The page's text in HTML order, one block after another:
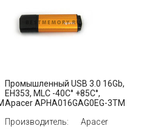
Промышленный USB 3.0 16Gb,
EH353, MLC -40C° +85C°,
Apacer APHA016GAG0EG-3TM
Производитель:
Apacer